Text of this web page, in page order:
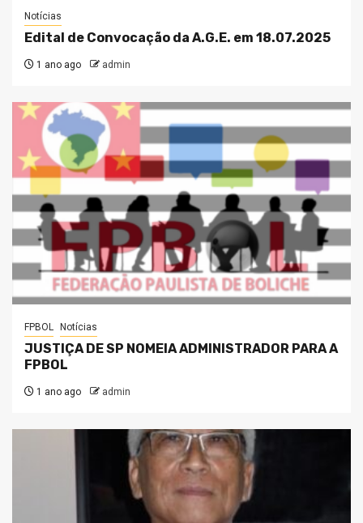
Notícias
Edital de Convocação da A.G.E. em 18.07.2025
1 ano ago admin
FPBOL Notícias
JUSTIÇA DE SP NOMEIA ADMINISTRADOR PARA A
FPBOL
1 ano ago admin